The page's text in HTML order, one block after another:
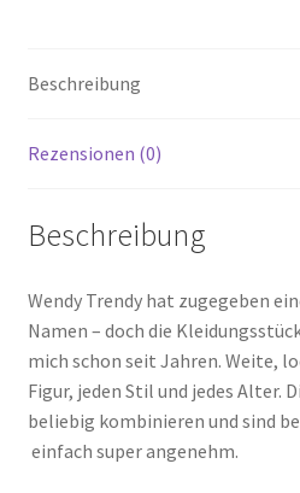
Beschreibung
Rezensionen (0)
Beschreibung
Wendy Trendy hat zugegeben
Namen – doch die
mich schon seit Jahren. Weite,
Figur, jeden Stil und jedes Alter.
beliebig kombinieren und sind
einfach super angenehm.